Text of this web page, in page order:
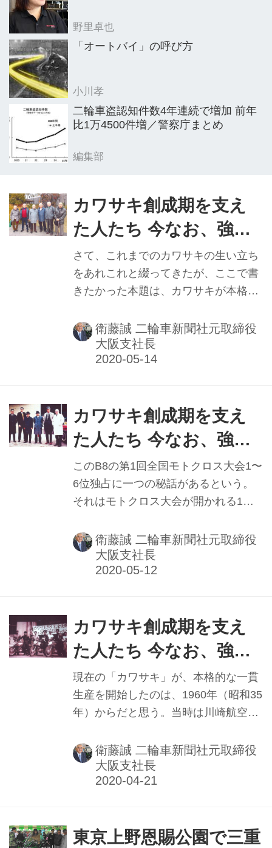
野里卓也
「オートバイ」の呼び方
小川孝
二輪車盗認知件数4年連続で増加 前年
比1万4500件増／警察庁まとめ
編集部
カワサキ創成期を支え
た人たち 今なお、強い
絆で会合続ける③
さて、これまでのカワサキの生い立ち
をあれこれと綴ってきたが、ここで書
きたかった本題は、カワサキが本格的
年間の激動の時代を支えた“カワサキマ
ン”たちの話である。この時代を生きた
人たちは、現在もなお強い絆で結ば
会は既に10数年以上続いているが、主
宰者は桑畑禎文氏で技術部長（理事）
などを歴任した人である。会の名称は
誰云うとなく「カワサキ創成会」（仮
称・自然発生的に決まった）だそうだ
が、正式には決まっていない。事務局
で、アメリカの現地法人KMCの社長な
どを歴任...
衛藤誠 二輪車新聞社元取締役
大阪支社長
カワサキ創成期を支え
た人たち 今なお、強い
絆で会合続ける②
このB8の第1回全国モトクロス大会1〜
6位独占に一つの秘話があるという。
それはモトクロス大会が開かれる1年
衛藤誠 二輪車新聞社元取締役
大阪支社長
カワサキ創成期を支え
た人たち 今なお、強い
絆で会合続ける①
現在の「カワサキ」が、本格的な一貫
生産を開始したのは、1960年（昭和35
年）からだと思う。当時は川崎航空機
の58年（同33年）に「単車生産準備室
（当時、カワサキでは二輪車を“単
車”と呼んでいた）」が、設置された。
衛藤誠 二輪車新聞社元取締役
大阪支社長
東京上野恩賜公園で三重